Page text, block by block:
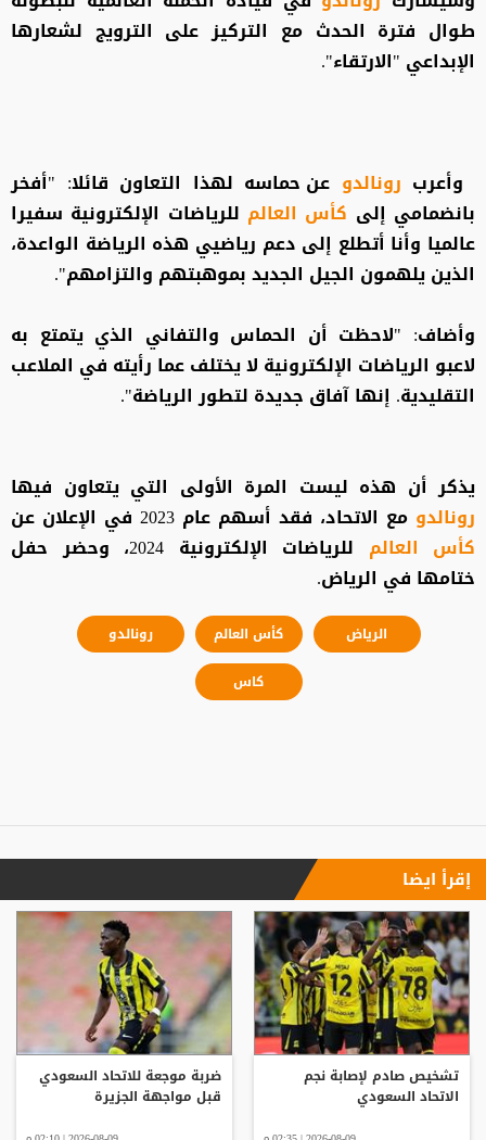
طوال فترة الحدث مع التركيز على الترويج لشعارها
الإبداعي "الارتقاء".
وأعرب رونالدو عن حماسه لهذا التعاون قائلا: "أفخر
بانضمامي إلى كأس العالم للرياضات الإلكترونية سفيرا
عالميا وأنا أتطلع إلى دعم رياضيي هذه الرياضة الواعدة،
الذين يلهمون الجيل الجديد بموهبتهم والتزامهم".
وأضاف: "لاحظت أن الحماس والتفاني الذي يتمتع به
لاعبو الرياضات الإلكترونية لا يختلف عما رأيته في الملاعب
التقليدية. إنها آفاق جديدة لتطور الرياضة".
يذكر أن هذه ليست المرة الأولى التي يتعاون فيها
رونالدو مع الاتحاد، فقد أسهم عام 2023 في الإعلان عن
كأس العالم
للرياضات الإلكترونية 2024، وحضر حفل
ختامها في الرياض.
الرياض كأس العالم
رونالدو
كاس
إقرأ ايضا
تشخيص صادم لإصابة نجم
الاتحاد السعودي
ضربة موجعة للاتحاد السعودي
قبل مواجهة الجزيرة